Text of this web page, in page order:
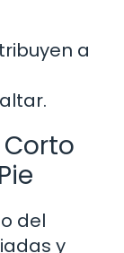
a
Corto
del
y